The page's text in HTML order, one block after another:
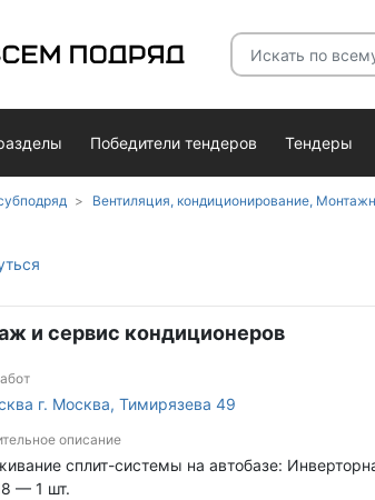
Победители тендеров Тендеры
Вентиляция, кондиционирование,
и сервис кондиционеров
Москва г. Москва, Тимирязева 49
описание
сплит-системы на автобазе:
— 1 шт.